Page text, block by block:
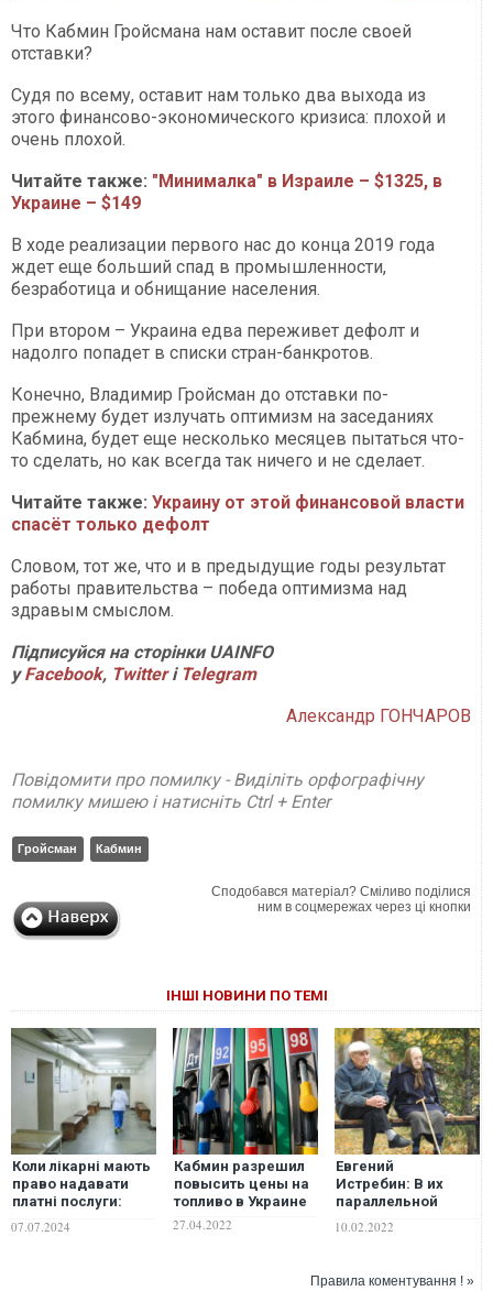
Что Кабмин Гройсмана нам оставит после своей
отставки?
Судя по всему, оставит нам только два выхода из
этого финансово-экономического кризиса: плохой и
очень плохой.
Читайте также: "Минималка" в Израиле – $1325, в
Украине – $149
В ходе реализации первого нас до конца 2019 года
ждет еще больший спад в промышленности,
безработица и обнищание населения.
При втором – Украина едва переживет дефолт и
надолго попадет в списки стран-банкротов.
Конечно, Владимир Гройсман до отставки по-
прежнему будет излучать оптимизм на заседаниях
Кабмина, будет еще несколько месяцев пытаться что-
то сделать, но как всегда так ничего и не сделает.
Читайте также: Украину от этой финансовой власти
спасёт только дефолт
Словом, тот же, что и в предыдущие годы результат
работы правительства – победа оптимизма над
здравым смыслом.
Підписуйся на сторінки UAINFO
уFacebook, Twitter і Telegram
Александр ГОНЧАРОВ
Повідомити про помилку - Виділіть орфографічну
помилку мишею і натисніть Ctrl + Enter
Гройсман Кабмин
Сподобався матеріал? Сміливо поділися
ним в соцмережах через ці кнопки
ІНШІ НОВИНИ ПО ТЕМІ
Коли лікарні мають
право надавати
платні послуги:
07.07.2024
Кабмин разрешил
повысить цены на
топливо в Украине
27.04.2022
Евгений
Истребин: В их
параллельной
места старикам
10.02.2022
Правила коментування ! »